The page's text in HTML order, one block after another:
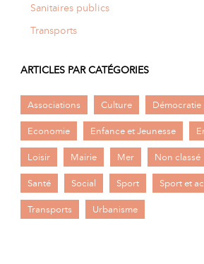
Sanitaires publics
Transports
ARTICLES PAR CATÉGORIES
Associations Culture Démocratie
Economie Enfance et Jeunesse
Loisir Mairie Mer Non classé
Santé Social Sport Sport et
Transports Urbanisme